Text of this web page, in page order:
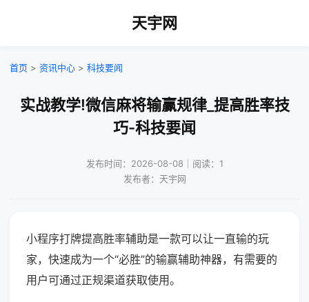
天宇网
首页 > 资讯中心 > 科技要闻
实战教学!微信麻将输赢规律_提高胜率技
巧-科技要闻
发布时间：2026-08-08｜阅读：1
发布者：天宇网
小程序打牌提高胜率辅助是一款可以让一直输的玩
家，快速成为一个“必胜”的输赢辅助神器，有需要的
用户可通过正规渠道获取使用。